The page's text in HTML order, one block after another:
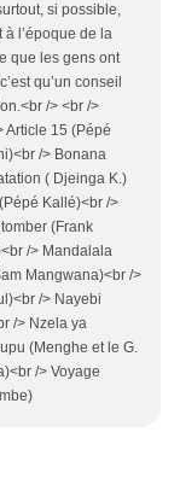
si possible,
l’époque de la
que les gens ont
qu’un conseil
/> <br />
Article 15 (Pépé
/> Bonana
( Djeinga K.)
Kallé)<br />
(Frank
/> Mandalala
Mangwana)<br />
/> Nayebi
/> Nzela ya
(Menghe et le G.
/> Voyage